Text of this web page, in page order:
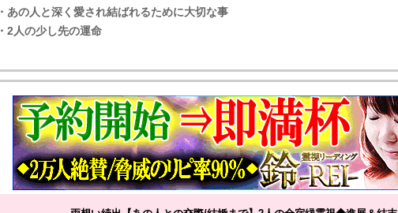
・あの人と深く愛され結ばれるために大切な事
・2人の少し先の運命